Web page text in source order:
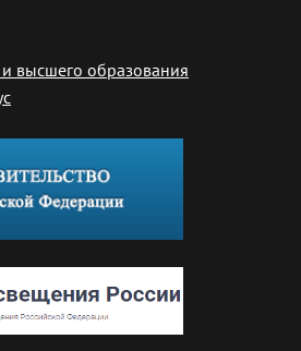
высшего образования